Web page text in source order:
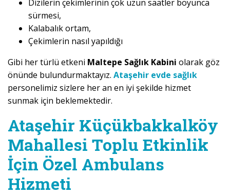
Dizilerin çekimlerinin çok uzun saatler boyunca
sürmesi,
Kalabalık ortam,
Çekimlerin nasıl yapıldığı
Gibi her türlü etkeni Maltepe Sağlık Kabini olarak göz
önünde bulundurmaktayız. Ataşehir evde sağlık
personelimiz sizlere her an en iyi şekilde hizmet
sunmak için beklemektedir.
Ataşehir Küçükbakkalköy
Mahallesi Toplu Etkinlik
İçin Özel Ambulans
Hizmeti